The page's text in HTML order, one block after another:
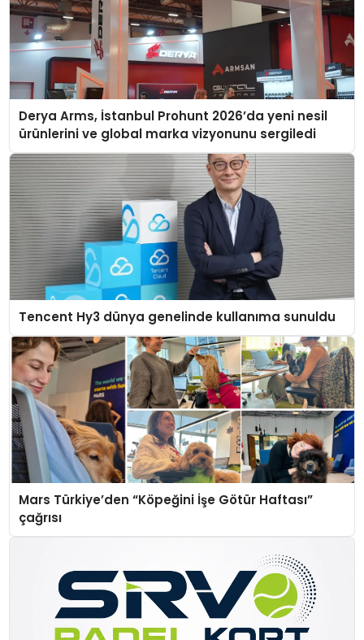
Derya Arms, İstanbul Prohunt 2026’da yeni nesil
ürünlerini ve global marka vizyonunu sergiledi
Tencent Hy3 dünya genelinde kullanıma sunuldu
Mars Türkiye’den “Köpeğini İşe Götür Haftası”
çağrısı